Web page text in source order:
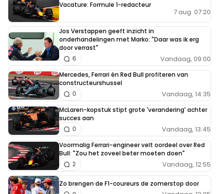
Vacature: Formule 1-redacteur
7 aug. 07:20
Jos Verstappen geeft inzicht in
onderhandelingen met Marko: "Daar was ik erg
door verrast"
Vandaag, 09:00
6
Mercedes, Ferrari én Red Bull profiteren van
constructeurshussel
Vandaag, 14:35
0
McLaren-kopstuk stipt grote 'verandering' achter
succes aan
Vandaag, 13:45
0
Voormalig Ferrari-engineer velt oordeel over Red
Bull: "Zou het zoveel beter moeten doen"
Vandaag, 12:55
2
Zo brengen de F1-coureurs de zomerstop door